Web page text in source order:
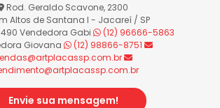
Rod. Geraldo Scavone, 2300
Altos de Santana I - Jacareí / SP
490 Vendedora Gabi
(12) 96666-5863
Giovana
(12) 98866-8751
Envie sua mensagem!